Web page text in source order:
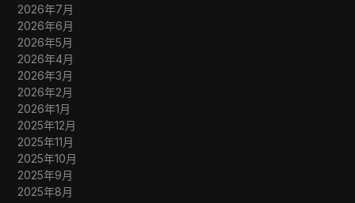
2026年7月
2026年6月
2026年5月
2026年4月
2026年3月
2026年2月
2026年1月
2025年12月
2025年11月
2025年10月
2025年9月
2025年8月